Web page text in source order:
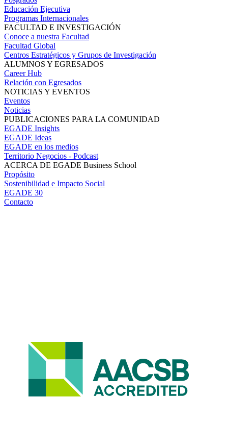
Educación Ejecutiva
Programas Internacionales
FACULTAD E INVESTIGACIÓN
Conoce a nuestra Facultad
Facultad Global
Centros Estratégicos y Grupos de Investigación
ALUMNOS Y EGRESADOS
Career Hub
Relación con Egresados
NOTICIAS Y EVENTOS
Eventos
Noticias
PUBLICACIONES PARA LA COMUNIDAD
EGADE Insights
EGADE Ideas
EGADE en los medios
Territorio Negocios - Podcast
ACERCA DE EGADE Business School
Propósito
Sostenibilidad e Impacto Social
EGADE 30
Contacto